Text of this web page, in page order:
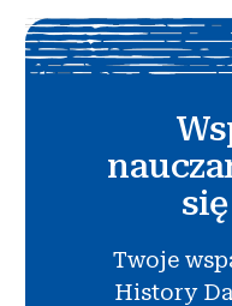
Twoje
History